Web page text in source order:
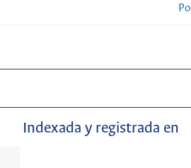
Indexada y registrada en